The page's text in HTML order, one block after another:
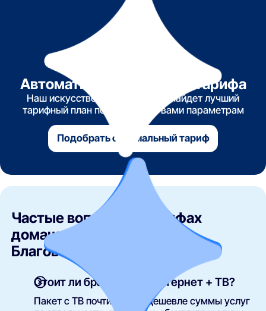
Автоматический подбор тарифа
Наш искусственный интеллект найдет лучший
тарифный план по указанным вами параметрам
Подобрать оптимальный тариф
Частые вопросы о тарифах
домашнего интернета в
Благовещенске
Стоит ли брать комбо интернет + ТВ?
Пакет с ТВ почти всегда дешевле суммы услуг